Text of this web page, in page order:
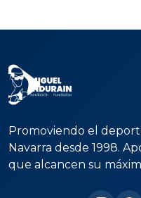
Promoviendo el
Navarra desde 1998.
que alcancen su